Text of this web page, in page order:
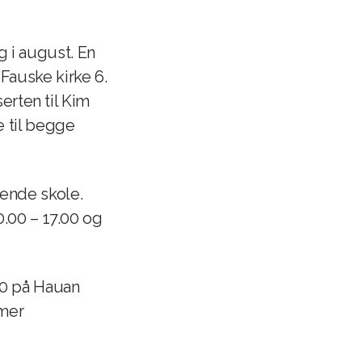
i august. En
kirke 6.
til Kim
til begge
skole.
– 17.00 og
på Hauan